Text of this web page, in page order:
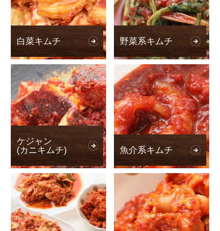
白菜キムチ 野菜系キムチ
ケジャン
(カニキムチ)
魚介系キムチ